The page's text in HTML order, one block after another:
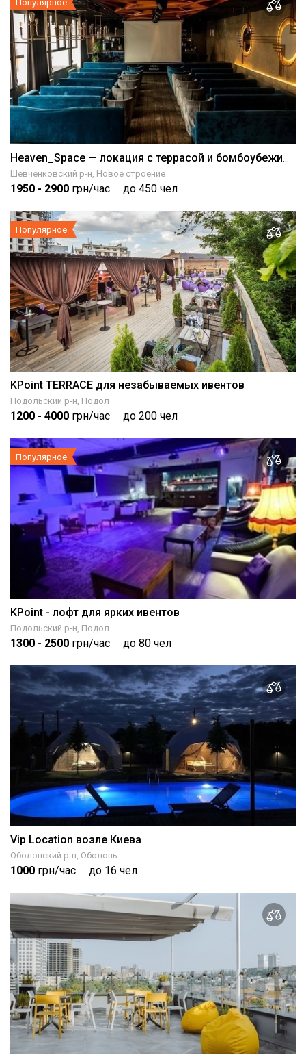
Популярное
Шевченковский р-н, Новое строение
1950 - 2900 грн/час до 450 чел
Популярное
KPoint TERRACE для незабываемых ивентов
Подольский р-н, Подол
1200 - 4000 грн/час до 200 чел
Популярное
KPoint - лофт для ярких ивентов
Подольский р-н, Подол
1300 - 2500 грн/час до 80 чел
Vip Location возле Киева
Оболонский р-н, Оболонь
1000 грн/час до 16 чел